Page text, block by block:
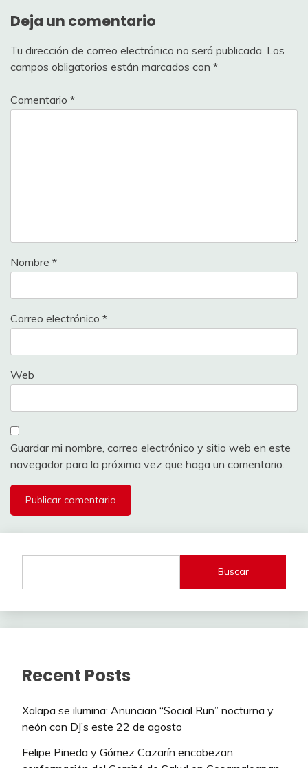
Deja un comentario
Tu dirección de correo electrónico no será publicada. Los
campos obligatorios están marcados con *
Comentario *
Nombre *
Correo electrónico *
Web
Guardar mi nombre, correo electrónico y sitio web en este
navegador para la próxima vez que haga un comentario.
Buscar
Recent Posts
Xalapa se ilumina: Anuncian “Social Run” nocturna y
neón con DJ’s este 22 de agosto
Felipe Pineda y Gómez Cazarín encabezan